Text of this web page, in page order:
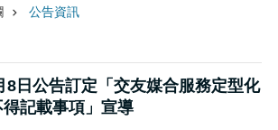
公告資訊
8日公告訂定「交友媒合服務定型化
記載事項」宣導